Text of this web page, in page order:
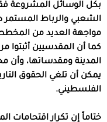
بكل الوسائل المشروعة
الشعبي والرباط
مواجهة العديد من
كما أن المقدسيين أثبتوا
المدينة ومقدساتها، وأن
يمكن أن تلغي الحقوق
الفلسطيني.
ختاماً إن تكرار اقتحامات